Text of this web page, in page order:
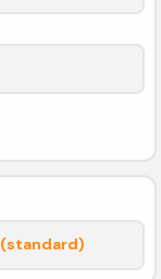
(standard)